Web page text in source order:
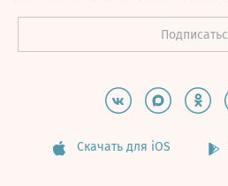
Скачать для iOS